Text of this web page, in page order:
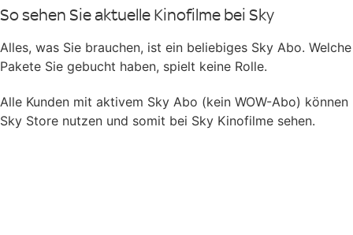
So sehen Sie aktuelle Kinofilme bei Sky
Alles, was Sie brauchen, ist ein beliebiges Sky Abo. Welche
Pakete Sie gebucht haben, spielt keine Rolle.
Alle Kunden mit aktivem Sky Abo (kein WOW-Abo) können
Sky Store nutzen und somit bei Sky Kinofilme sehen.